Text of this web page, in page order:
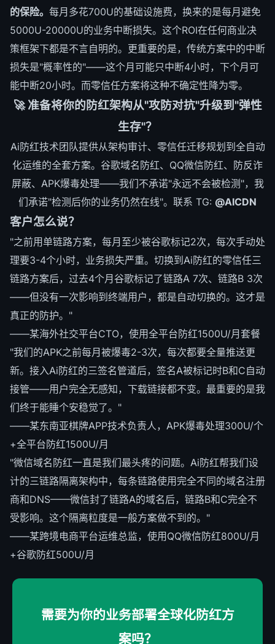
的保险。 每月多花700U的基础设施费，换来的是每月避免
5000U-20000U的业务中断损失。这个ROI在任何商业决
策框架下都是不言自明的。更重要的是，传统方案中的中断
损失是"概率性的"——这个月可能只中断4小时，下个月可
能中断20小时。而零信任方案将这种不确定性降为零。
🚀 准备将你的防红架构从"攻防对抗"升级到"弹性
生存"？
Ai防红技术团队提供从架构审计、零信任迁移规划到全自动
化运维的全套方案。谷歌域名防红、QQ微信防红、防反诈
屏蔽、APK爆毒处理——我们不承诺"永远不会被检测"，我
们承诺"检测后你的业务仍然在线"。联系 TG: @AICDN
客户怎么说？
"之前用单链路方案，每月至少被谷歌标记2次，每次手动处
理要3-4个小时，业务损失严重。切换到Ai防红的零信任三
链路方案后，过去4个月谷歌标记了链路A 7次、链路B 3次
——但没有一次影响到终端用户，都是自动切换的。这才是
真正的防护。"
——某海外社交平台CTO，使用全平台防红1500U/月套餐
"我们的APK之前每月被爆毒2-3次，每次都要全量推送更
新。接入Ai防红的三签名管道后，签名A被标记时B和C自动
接管——用户完全无感知，下载链接都不变。最重要的是我
们终于能睡个安稳觉了。"
——某东南亚棋牌APP技术负责人，APK爆毒处理300U/个
+全平台防红1500U/月
"微信域名防红一直是我们最头疼的问题。Ai防红帮我们设
计的三链路隔离架构中，每条链路使用完全不同的域名注册
商和DNS——微信封了链路A的域名后，链路B和C完全不
受影响。这个隔离粒度是一般方案做不到的。"
——某跨境电商平台运维总监，使用QQ微信防红800U/月
+谷歌防红500U/月
需要为你的业务部署全球化防红方
案吗？